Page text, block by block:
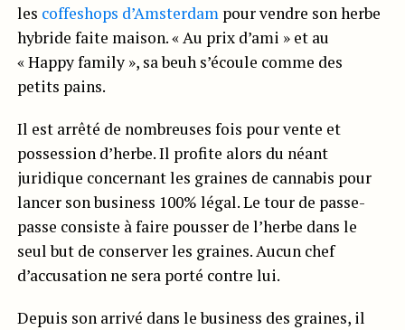
les coffeshops d’Amsterdampour vendre son herbe
hybride faite maison. « Au prix d’ami » et au
« Happy family », sa beuh s’écoule comme des
petits pains.
Il est arrêté de nombreuses fois pour vente et
possession d’herbe. Il profite alors du néant
juridique concernant les graines de cannabis pour
lancer son business 100% légal. Le tour de passe-
passe consiste à faire pousser de l’herbe dans le
seul but de conserver les graines. Aucun chef
d’accusation ne sera porté contre lui.
Depuis son arrivé dans le business des graines, il